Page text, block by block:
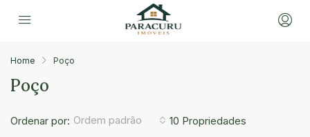
Home Poço
Poço
10 Propriedades
Ordenar por: Ordem padrão